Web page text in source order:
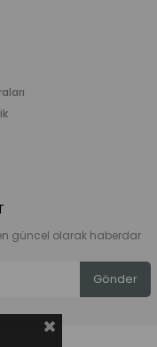
güncel olarak haberdar
Gönder